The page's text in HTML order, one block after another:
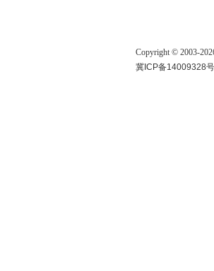
Copyright © 2003-
冀ICP备14009328